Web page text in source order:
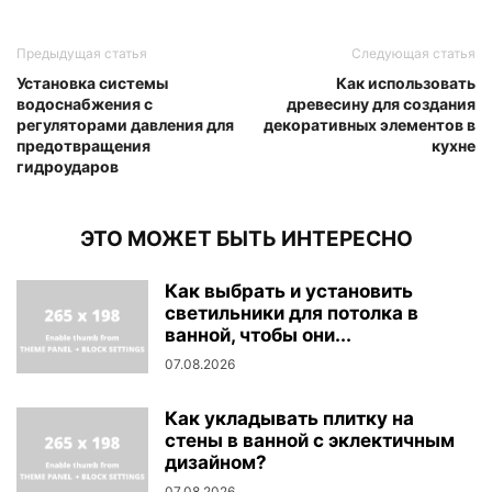
Предыдущая статья
Установка системы
водоснабжения с
регуляторами давления для
предотвращения
гидроударов
Следующая статья
Как использовать
древесину для создания
декоративных элементов в
кухне
ЭТО МОЖЕТ БЫТЬ ИНТЕРЕСНО
Как выбрать и установить
светильники для потолка в
ванной, чтобы они...
07.08.2026
Как укладывать плитку на
стены в ванной с эклектичным
дизайном?